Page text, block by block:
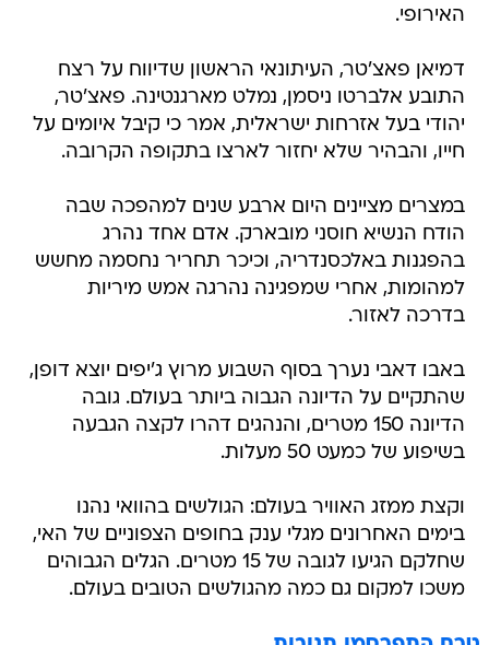
האירופי.
דמיאן פאצ'טר, העיתונאי הראשון שדיווח על רצח
התובע אלברטו ניסמן, נמלט מארגנטינה. פאצ'טר,
יהודי בעל אזרחות ישראלית, אמר כי קיבל איומים על
חייו, והבהיר שלא יחזור לארצו בתקופה הקרובה.
במצרים מציינים היום ארבע שנים למהפכה שבה
הודח הנשיא חוסני מובארק. אדם אחד נהרג
בהפגנות באלכסנדריה, וכיכר תחריר נחסמה מחשש
למהומות, אחרי שמפגינה נהרגה אמש מיריות
בדרכה לאזור.
באבו דאבי נערך בסוף השבוע מרוץ ג'יפים יוצא דופן,
שהתקיים על הדיונה הגבוה ביותר בעולם. גובה
הדיונה 150 מטרים, והנהגים דהרו לקצה הגבעה
בשיפוע של כמעט 50 מעלות.
וקצת ממזג האוויר בעולם: הגולשים בהוואי נהנו
בימים האחרונים מגלי ענק בחופים הצפוניים של האי,
שחלקם הגיעו לגובה של 15 מטרים. הגלים הגבוהים
משכו למקום גם כמה מהגולשים הטובים בעולם.